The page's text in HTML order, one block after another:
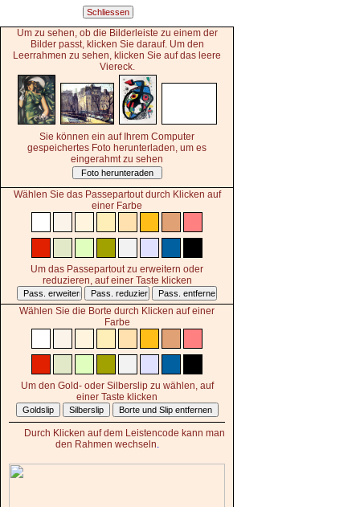
Um zu sehen, ob die Bilderleiste zu einem der
Bilder passt, klicken Sie darauf. Um den
Leerrahmen zu sehen, klicken Sie auf das leere
Viereck.
Sie können ein auf Ihrem Computer
gespeichertes Foto herunterladen, um es
eingerahmt zu sehen
Foto herunteraden
Wählen Sie das Passepartout durch Klicken auf
einer Farbe
Um das Passepartout zu erweitern oder
reduzieren, auf einer Taste klicken
Wählen Sie die Borte durch Klicken auf einer
Farbe
Um den Gold- oder Silberslip zu wählen, auf
einer Taste klicken
Durch Klicken auf dem Leistencode kann man
den Rahmen wechseln.